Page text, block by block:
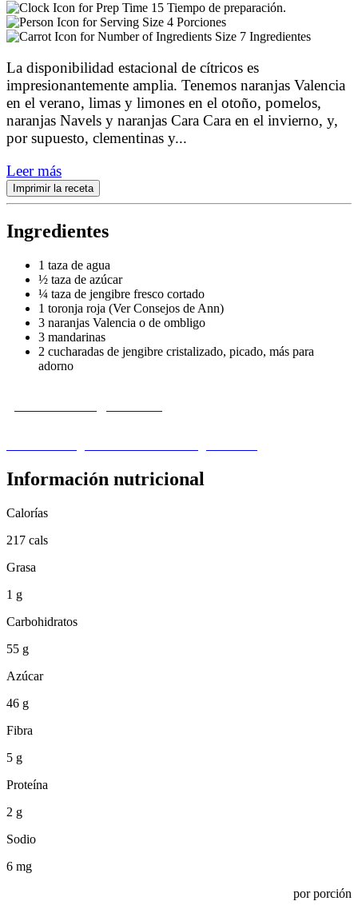
15 Tiempo de preparación.
4 Porciones
7 Ingredientes
La disponibilidad estacional de cítricos es
impresionantemente amplia. Tenemos naranjas Valencia
en el verano, limas y limones en el otoño, pomelos,
naranjas Navels y naranjas Cara Cara en el invierno, y,
por supuesto, clementinas y...
Leer más
Imprimir la receta
Ingredientes
1 taza de agua
½ taza de azúcar
¼ taza de jengibre fresco cortado
1 toronja roja (Ver Consejos de Ann)
3 naranjas Valencia o de ombligo
3 mandarinas
2 cucharadas de jengibre cristalizado, picado, más para
adorno
Información nutricional
Calorías
217 cals
Grasa
1 g
Carbohidratos
55 g
Azúcar
46 g
Fibra
5 g
Proteína
2 g
Sodio
6 mg
por porción